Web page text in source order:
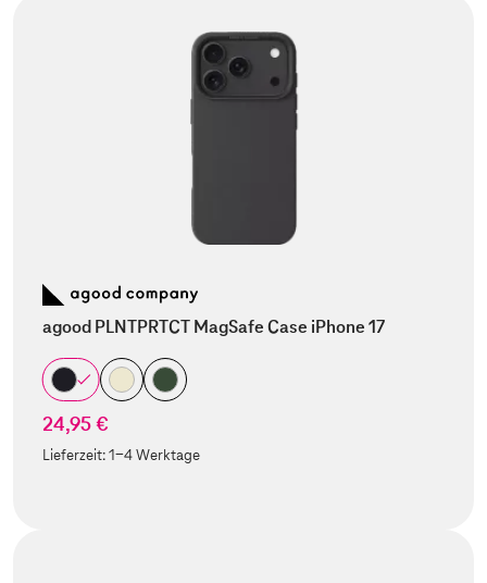
agood PLNTPRTCT MagSafe Case iPhone 17
24,95 €
Lieferzeit:1-4 Werktage